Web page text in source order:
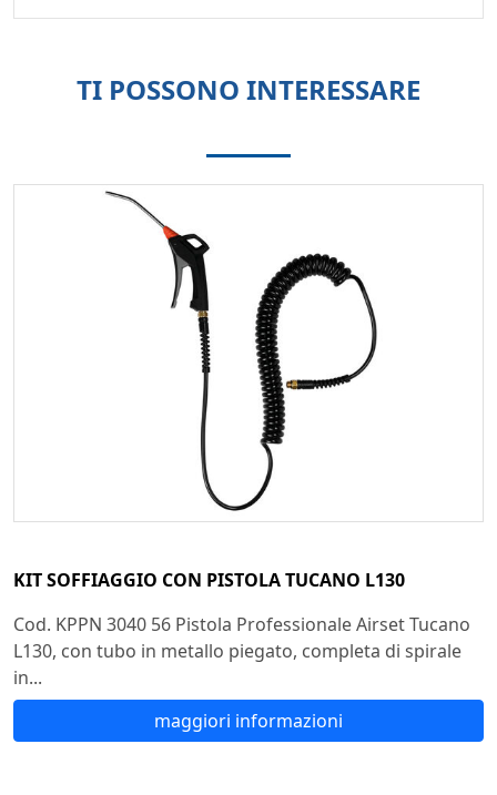
TI POSSONO INTERESSARE
KIT SOFFIAGGIO CON PISTOLA TUCANO L130
Cod. KPPN 3040 56 Pistola Professionale Airset Tucano
L130, con tubo in metallo piegato, completa di spirale
in...
maggiori informazioni